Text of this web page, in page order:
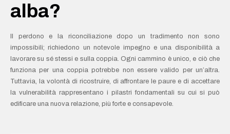
alba?
Il perdono e la riconciliazione dopo un tradimento non sono
impossibili; richiedono un notevole impegno e una disponibilità a
lavorare su sé stessi e sulla coppia. Ogni cammino è unico, e ciò che
funziona per una coppia potrebbe non essere valido per un’altra.
Tuttavia, la volontà di ricostruire, di affrontare le paure e di accettare
la vulnerabilità rappresentano i pilastri fondamentali su cui si può
edificare una nuova relazione, più forte e consapevole.